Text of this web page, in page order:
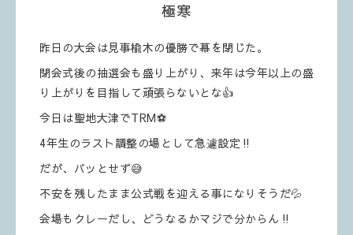
極寒
昨日の大会は見事楡木の優勝で幕を閉じた。
閉会式後の抽選会も盛り上がり、来年は今年以上の盛
り上がりを目指して頑張らないとな👍
今日は聖地大津でTRM⚽️
4年生のラスト調整の場として急遽設定‼️
だが、パッとせず😅
不安を残したまま公式戦を迎える事になりそうだ💦
会場もクレーだし、どうなるかマジで分からん‼️